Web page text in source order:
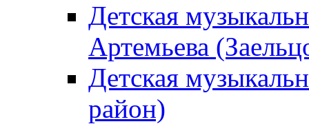
Детская
Артемьева
Детская
район)